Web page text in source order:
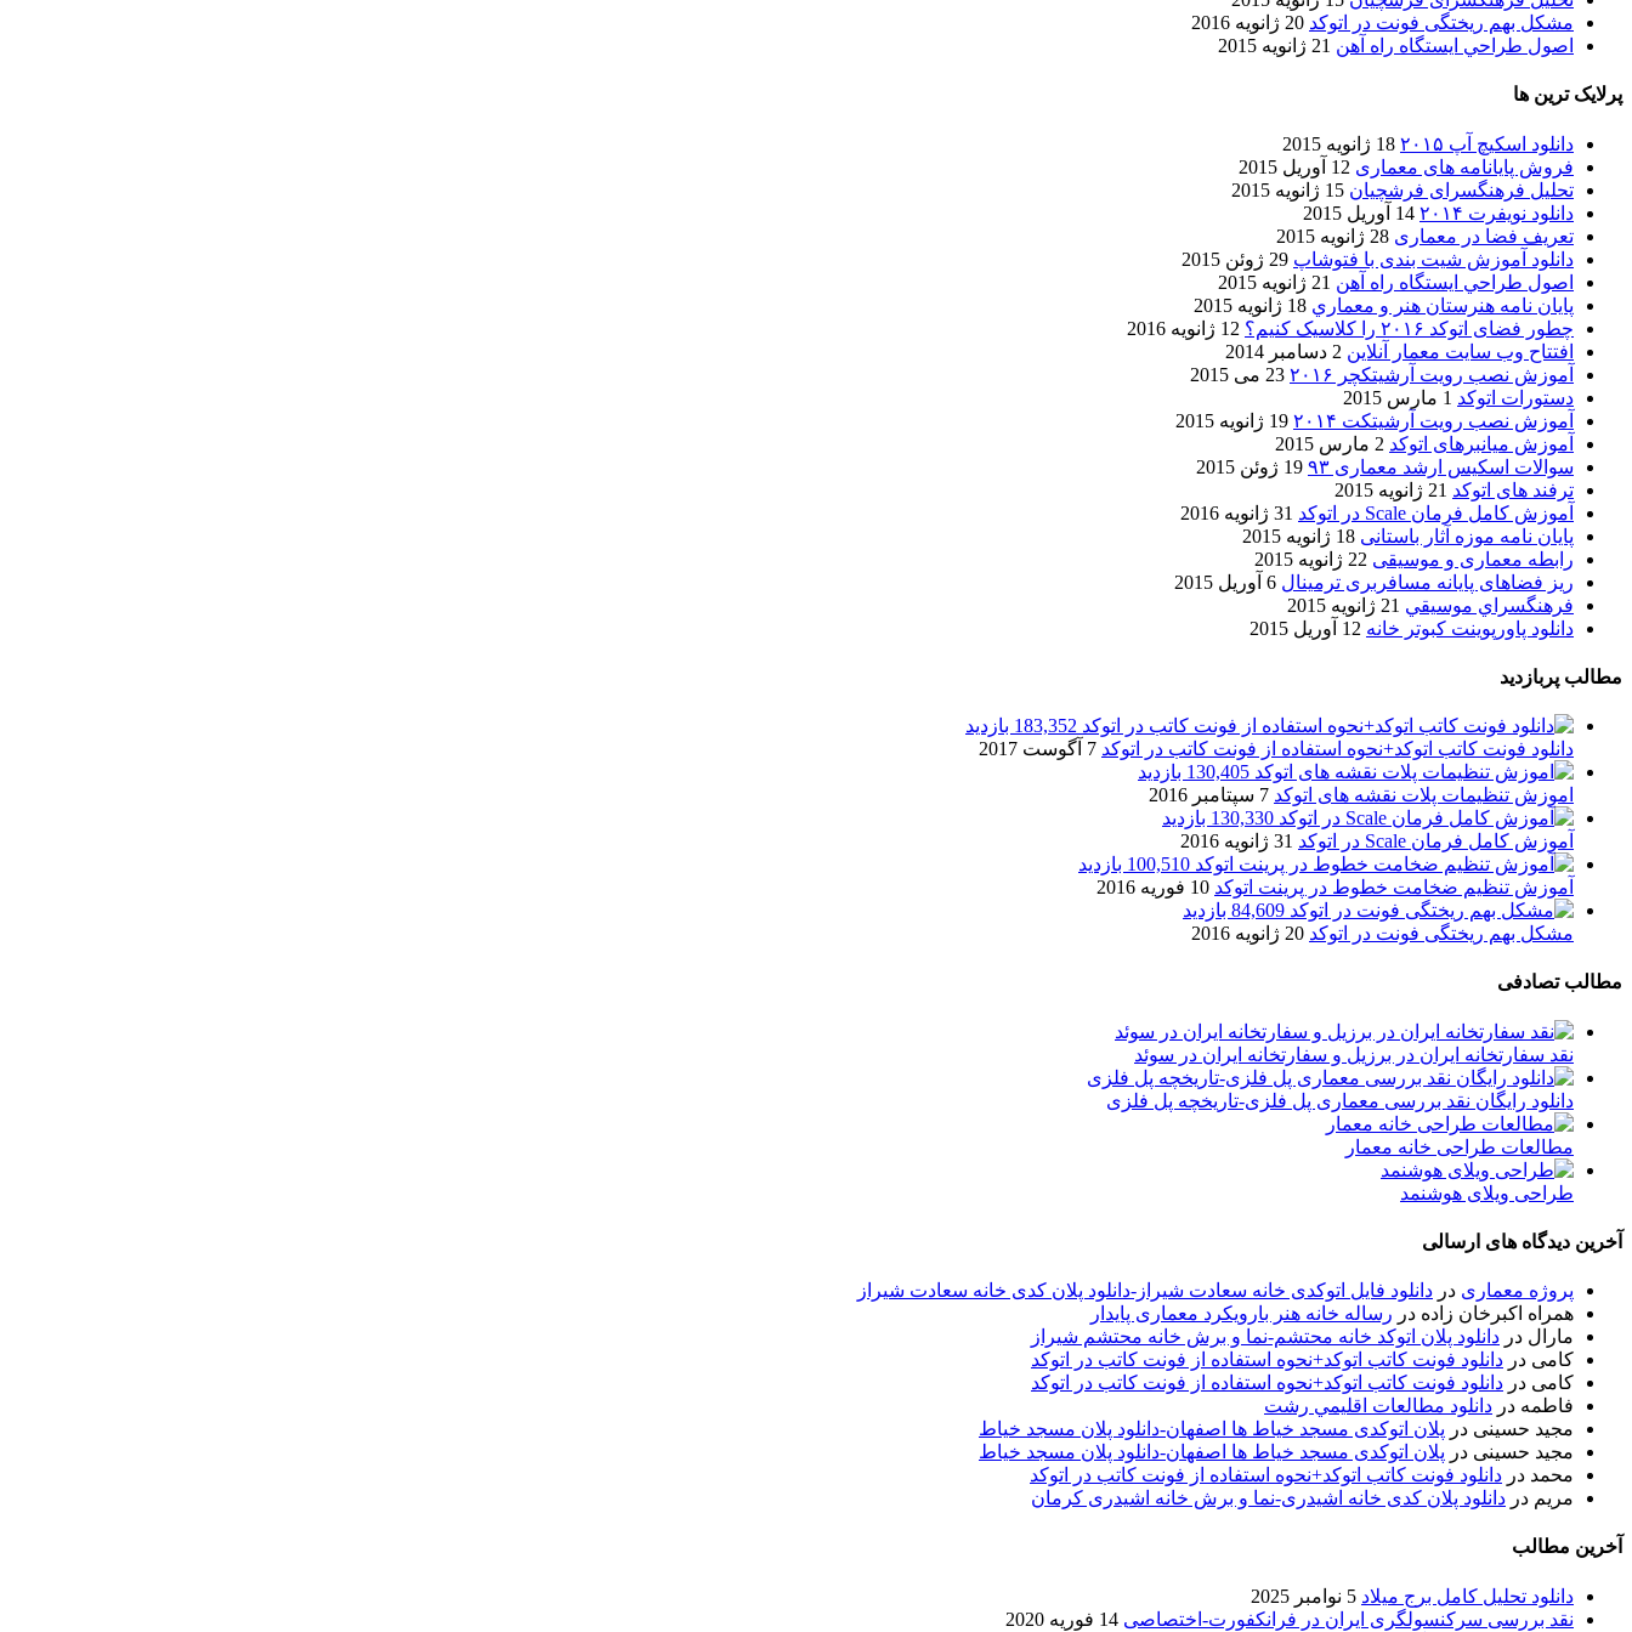
مشکل بهم ریختگی فونت در اتوکد 20 ژانویه 2016
اصول طراحي ایستگاه راه آهن 21 ژانویه 2015
پرلایک ترین ها
دانلود اسکیچ آپ ۲۰۱۵
18 ژانویه 2015
فروش پایانامه های معماری 12 آوریل 2015
تحلیل فرهنگسرای فرشچیان 15 ژانویه 2015
دانلود نویفرت ۲۰۱۴
14 آوریل 2015
تعریف فضا در معماری 28 ژانویه 2015
دانلود آموزش شیت بندی با فتوشاپ 29 ژوئن 2015
اصول طراحي ایستگاه راه آهن 21 ژانویه 2015
پایان نامه هنرستان هنر و معماري 18 ژانویه 2015
چطور فضای اتوکد ۲۰۱۶ را کلاسیک کنیم؟
12 ژانویه 2016
افتتاح وب سایت معمار آنلاین 2 دسامبر 2014
آموزش نصب رویت آرشیتکچر ۲۰۱۶
23 می 2015
دستورات اتوکد 1 مارس 2015
آموزش نصب رویت آرشیتکت ۲۰۱۴
19 ژانویه 2015
آموزش میانبرهای اتوکد 2 مارس 2015
سوالات اسکیس ارشد معماری ۹۳
19 ژوئن 2015
ترفند های اتوکد 21 ژانویه 2015
آموزش کامل فرمان Scale در اتوکد
31 ژانویه 2016
پایان نامه موزه آثار باستانی 18 ژانویه 2015
رابطه معماری و موسیقی 22 ژانویه 2015
ریز فضاهای پایانه مسافربری ترمینال 6 آوریل 2015
فرهنگسراي موسيقي 21 ژانویه 2015
دانلود پاورپوینت کبوتر خانه 12 آوریل 2015
مطالب پربازدید
183,352 بازدید
دانلود فونت کاتب اتوکد+نحوه استفاده از فونت کاتب در اتوکد 7 آگوست 2017
130,405 بازدید
اموزش تنظیمات پلات نقشه های اتوکد 7 سپتامبر 2016
130,330 بازدید
آموزش کامل فرمان Scale در اتوکد
31 ژانویه 2016
100,510 بازدید
آموزش تنظیم ضخامت خطوط در پرینت اتوکد 10 فوریه 2016
84,609 بازدید
مشکل بهم ریختگی فونت در اتوکد 20 ژانویه 2016
مطالب تصادفی
نقد سفارتخانه ایران در برزیل و سفارتخانه ایران در سوئد
دانلود رایگان نقد بررسی معماری پل فلزی-تاریخچه پل فلزی
مطالعات طراحی خانه معمار
طراحی ویلای هوشنمد
آخرین دیدگاه های ارسالی
پروژه معماری در دانلود فایل اتوکدی خانه سعادت شیراز-دانلود پلان کدی خانه سعادت شیراز
همراه اکبرخان زاده در رساله خانه هنر بارویکرد معماری پایدار
مارال در دانلود پلان اتوکد خانه محتشم-نما و برش خانه محتشم شیراز
کامی در دانلود فونت کاتب اتوکد+نحوه استفاده از فونت کاتب در اتوکد
کامی در دانلود فونت کاتب اتوکد+نحوه استفاده از فونت کاتب در اتوکد
فاطمه در دانلود مطالعات اقليمي رشت
مجید حسینی در پلان اتوکدی مسجد خیاط ها اصفهان-دانلود پلان مسجد خیاط
مجید حسینی در پلان اتوکدی مسجد خیاط ها اصفهان-دانلود پلان مسجد خیاط
محمد در دانلود فونت کاتب اتوکد+نحوه استفاده از فونت کاتب در اتوکد
مریم در دانلود پلان کدی خانه اشیدری-نما و برش خانه اشیدری کرمان
آخرین مطالب
دانلود تحلیل کامل برج میلاد 5 نوامبر 2025
نقد بررسی سرکنسولگری ایران در فرانکفورت-اختصاصی 14 فوریه 2020